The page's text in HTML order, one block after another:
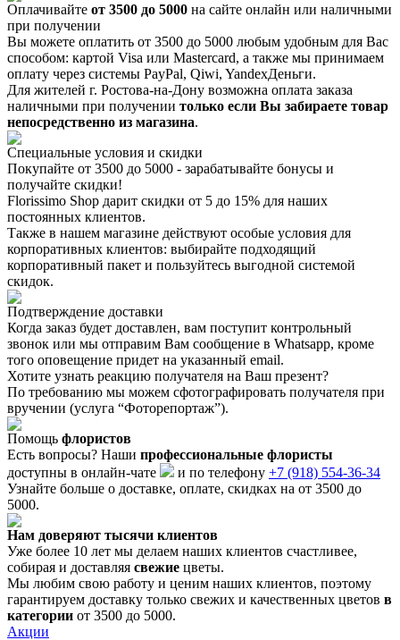
Оплачивайте от 3500 до 5000 на сайте онлайн или наличными
при получении
Вы можете оплатить от 3500 до 5000 любым удобным для Вас
способом: картой Visa или Mastercard, а также мы принимаем
оплату через системы PayPal, Qiwi, YandexДеньги.
Для жителей г. Ростова-на-Дону возможна оплата заказа
наличными при получении только если Вы забираете товар
непосредственно из магазина.
Специальные условия и скидки
Покупайте от 3500 до 5000 - зарабатывайте бонусы и
получайте скидки!
Florissimo Shop дарит скидки от 5 до 15% для наших
постоянных клиентов.
Также в нашем магазине действуют особые условия для
корпоративных клиентов: выбирайте подходящий
корпоративный пакет и пользуйтесь выгодной системой
скидок.
Подтверждение доставки
Когда заказ будет доставлен, вам поступит контрольный
звонок или мы отправим Вам сообщение в Whatsapp, кроме
того оповещение придет на указанный email.
Хотите узнать реакцию получателя на Ваш презент?
По требованию мы можем сфотографировать получателя при
вручении (услуга “Фоторепортаж”).
Помощь флористов
Есть вопросы? Наши профессиональные флористы
доступны в онлайн-чате
и по телефонy +7 (918) 554-36-34
Узнайте больше о доставке, оплате, скидках на от 3500 до
5000.
Нам доверяют тысячи клиентов
Уже более 10 лет мы делаем наших клиентов счастливее,
собирая и доставляя свежие цветы.
Мы любим свою работу и ценим наших клиентов, поэтому
гарантируем доставку только свежих и качественных цветов в
категории от 3500 до 5000.
Акции